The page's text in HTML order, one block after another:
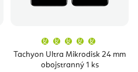
Tachyon Ultra Mikrodisk 24 mm
obojstranný 1 ks
produktu
je
5,0